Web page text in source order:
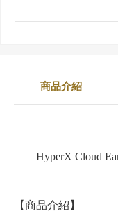
商品介紹
HyperX Cloud
【商品介紹】